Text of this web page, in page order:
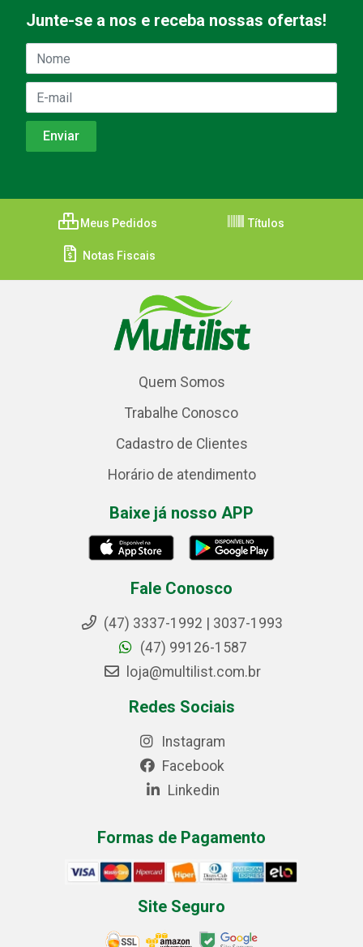
Junte-se a nos e receba nossas ofertas!
Meus Pedidos Títulos
Notas Fiscais
Quem Somos
Trabalhe Conosco
Cadastro de Clientes
Horário de atendimento
Baixe já nosso APP
Fale Conosco
(47) 3337-1992 | 3037-1993
(47) 99126-1587
loja@multilist.com.br
Redes Sociais
Instagram
Facebook
Linkedin
Formas de Pagamento
Site Seguro